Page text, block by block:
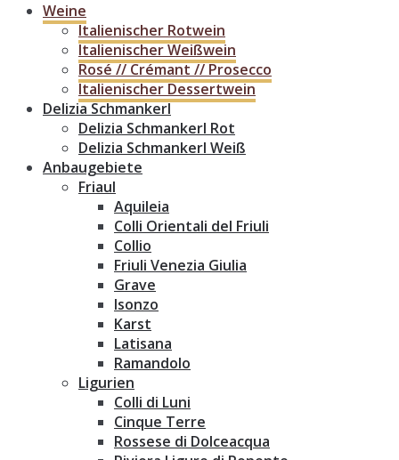
Weine
Italienischer Rotwein
Italienischer Weißwein
Rosé // Crémant // Prosecco
Italienischer Dessertwein
Delizia Schmankerl
Delizia Schmankerl Rot
Delizia Schmankerl Weiß
Anbaugebiete
Friaul
Aquileia
Colli Orientali del Friuli
Collio
Friuli Venezia Giulia
Grave
Isonzo
Karst
Latisana
Ramandolo
Ligurien
Colli di Luni
Cinque Terre
Rossese di Dolceacqua